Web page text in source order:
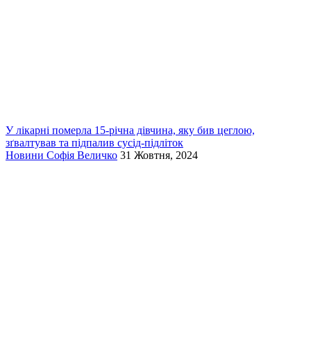
У лікарні померла 15-річна дівчина, яку бив цеглою,
зґвалтував та підпалив сусід-підліток
Новини Софія Величко 31 Жовтня, 2024